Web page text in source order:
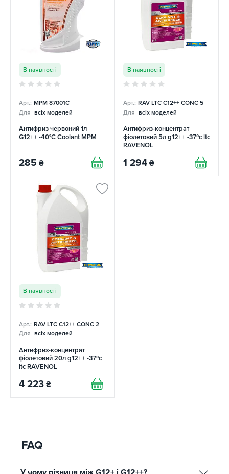
В наявності
Арт.: MPM 87001C
Для всіх моделей
Антифриз червоний 1л
G12++ -40°C Coolant MPM
285 ₴
В наявності
Арт.: RAV LTC C12++ CONC 5
Для всіх моделей
Антифриз-концентрат
фіолетовий 5л g12++ -37ºс ltc
RAVENOL
1 294 ₴
В наявності
Арт.: RAV LTC C12++ CONC 2
Для всіх моделей
Антифриз-концентрат
фіолетовий 20л g12++ -37ºс
ltc RAVENOL
4 223 ₴
FAQ